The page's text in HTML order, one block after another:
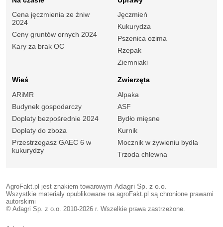
Cena jęczmienia ze żniw
2024
Ceny gruntów ornych 2024
Kary za brak OC
Jęczmień
Kukurydza
Pszenica ozima
Rzepak
Ziemniaki
Wieś
ARiMR
Budynek gospodarczy
Dopłaty bezpośrednie 2024
Dopłaty do zboża
Przestrzegasz GAEC 6 w
kukurydzy
Zwierzęta
Alpaka
ASF
Bydło mięsne
Kurnik
Mocznik w żywieniu bydła
Trzoda chlewna
AgroFakt.pl jest znakiem towarowym Adagri Sp. z o.o.
Wszystkie materiały opublikowane na agroFakt.pl są chronione prawami
autorskimi
© Adagri Sp. z o.o. 2010-2026 r. Wszelkie prawa zastrzeżone.